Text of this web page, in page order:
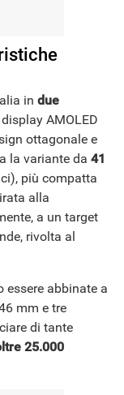
in due
AMOLED
ottagonale e
la variante da 41
più compatta
alla
a un target
rivolta al
essere abbinate a
mm e tre
di tante
25.000